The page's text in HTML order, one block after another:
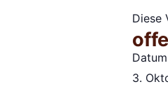
Diese
3.